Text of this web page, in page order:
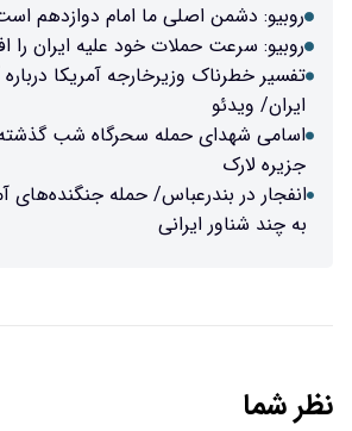
روبیو: دشمن اصلی ما امام دوازدهم
روبیو: سرعت حملات خود علیه ایران را
تفسیر خطرناک وزیرخارجه آمریکا
ایران/ ویدئو
جزیره لارک
انفجار در بندرعباس/ حمله جنگنده‌های
به چند شناور ایرانی
نظر شما